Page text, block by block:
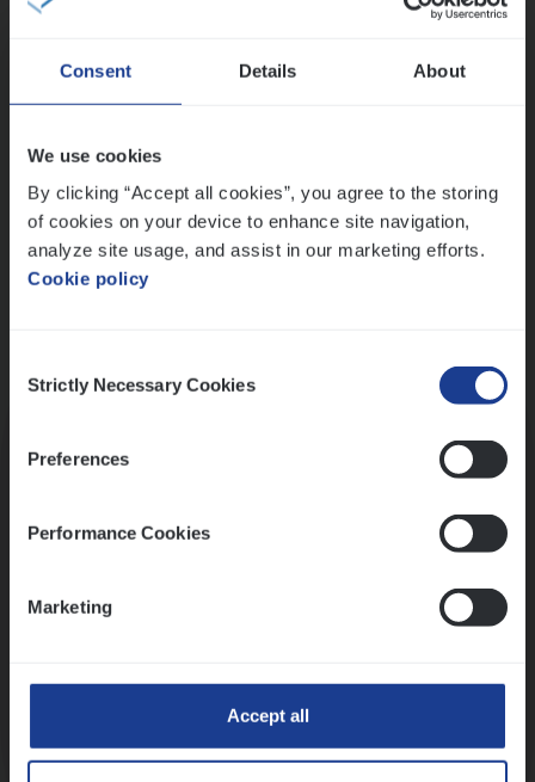
Consent Details About
We use cookies
By clicking “Accept all cookies”, you agree to the storing
of cookies on your device to enhance site navigation,
analyze site usage, and assist in our marketing efforts.
Cookie policy
Selection
Strictly Necessary Cookies
Preferences
Performance Cookies
Marketing
Accept all
Ons sollicitatieproces
Kennismaking met HR
Diepte-interview met leidinggevende